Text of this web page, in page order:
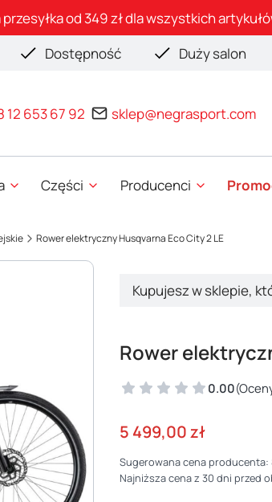
przesyłka od 349 zł dla wszystkich
Dostępność Duży salon
12 653 67 92 sklep@negrasport.com
Części Producenci
Rower elektryczny Husqvarna Eco City 2 LE
Kupujesz w sklepie,
Rower
0.00
5 499,00 zł
Sugerowana cena producenta:
Najniższa cena z 30 dni przed